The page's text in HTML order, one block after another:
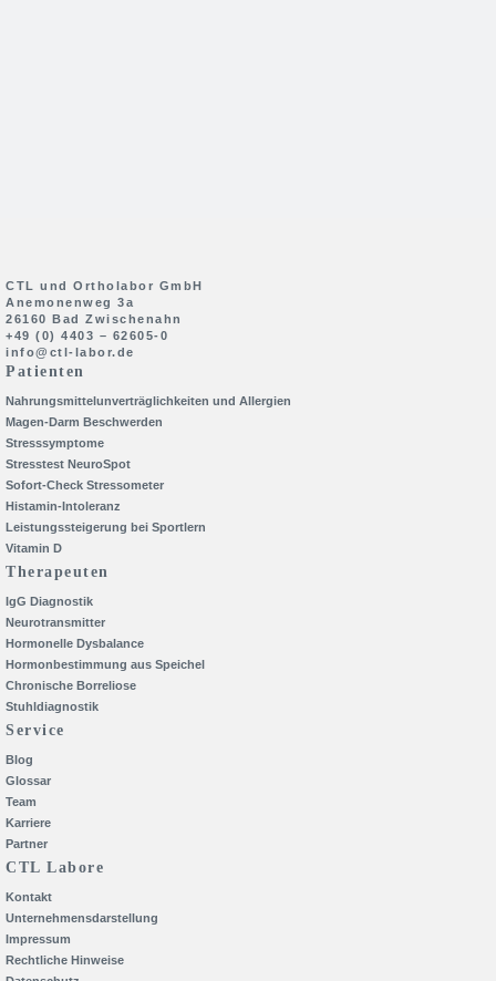
CTL und Ortholabor GmbH
Anemonenweg 3a
26160 Bad Zwischenahn
+49 (0) 4403 – 62605-0
info@ctl-labor.de
Patienten
Nahrungsmittelunverträglichkeiten und Allergien
Magen-Darm Beschwerden
Stresssymptome
Stresstest NeuroSpot
Sofort-Check Stressometer
Histamin-Intoleranz
Leistungssteigerung bei Sportlern
Vitamin D
Therapeuten
IgG Diagnostik
Neurotransmitter
Hormonelle Dysbalance
Hormonbestimmung aus Speichel
Chronische Borreliose
Stuhldiagnostik
Service
Blog
Glossar
Team
Karriere
Partner
CTL Labore
Kontakt
Unternehmensdarstellung
Impressum
Rechtliche Hinweise